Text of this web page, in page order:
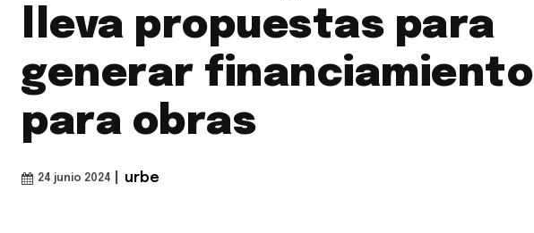
lleva propuestas para
generar financiamiento
para obras
24 junio 2024 urbe